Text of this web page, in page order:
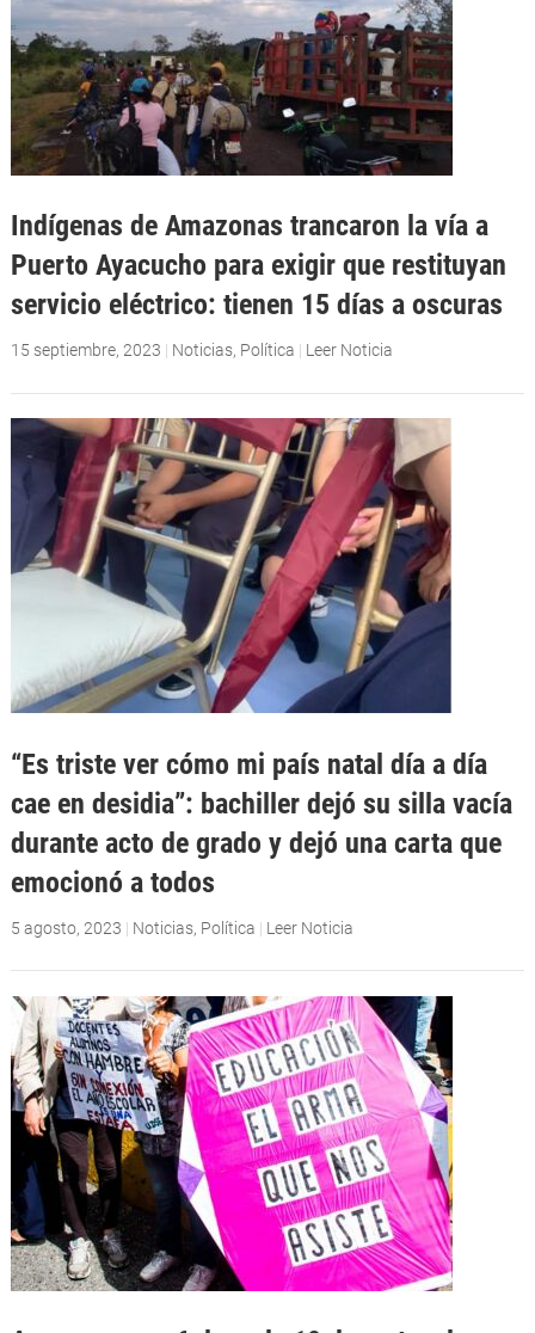
Indígenas de Amazonas trancaron la vía a
Puerto Ayacucho para exigir que restituyan
servicio eléctrico: tienen 15 días a oscuras
15 septiembre, 2023 | Noticias, Política | Leer Noticia
“Es triste ver cómo mi país natal día a día
cae en desidia”: bachiller dejó su silla vacía
durante acto de grado y dejó una carta que
emocionó a todos
5 agosto, 2023 | Noticias, Política | Leer Noticia